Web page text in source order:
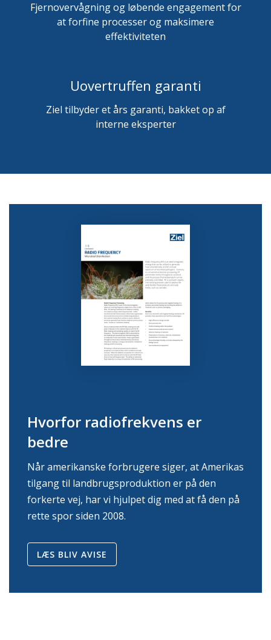
Fjernovervågning og løbende engagement for
at forfine processer og maksimere
effektiviteten
Uovertruffen garanti
Ziel tilbyder et års garanti, bakket op af
interne eksperter
Hvorfor radiofrekvens er
bedre
Når amerikanske forbrugere siger, at Amerikas
tilgang til landbrugsproduktion er på den
forkerte vej, har vi hjulpet dig med at få den på
rette spor siden 2008.
LÆS BLIV AVISE